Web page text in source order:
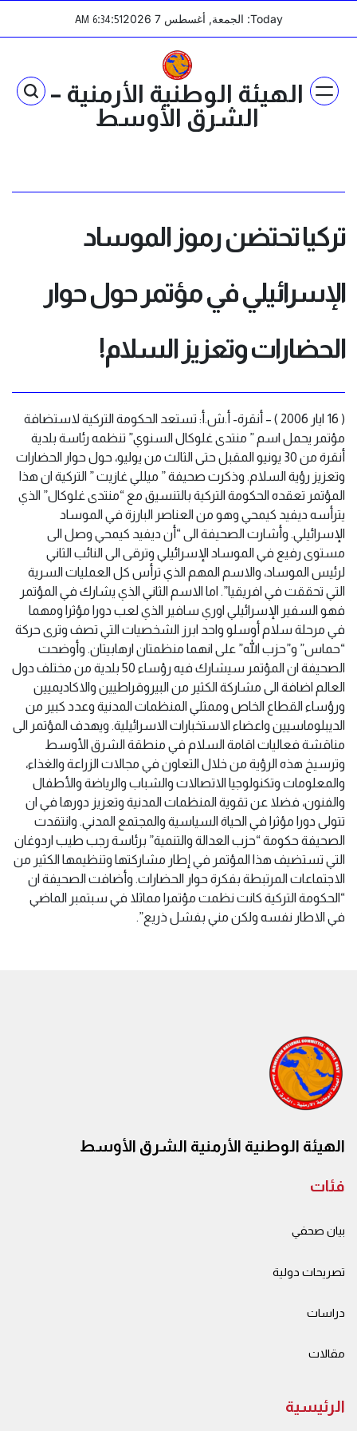
Today: الجمعة, أغسطس 7 2026 6:34:51
AM
الهيئة الوطنية الأرمنية –
الشرق الأوسط
تركيا تحتضن رموز الموساد
الإسرائيلي في مؤتمر حول حوار
الحضارات وتعزيز السلام!
( 16 ايار 2006 ) – أنقرة- أ.ش.أ: تستعد الحكومة التركية لاستضافة
مؤتمر يحمل اسم ” منتدى غلوكال السنوي” تنظمه رئاسة بلدية
أنقرة من 30 يونيو المقبل حتى الثالث من يوليو، حول حوار الحضارات
وتعزيز رؤية السلام. وذكرت صحيفة ” ميللي غازيت ” التركية ان هذا
المؤتمر تعقده الحكومة التركية بالتنسيق مع “منتدى غلوكال” الذي
يترأسه ديفيد كيمحي وهو من العناصر البارزة في الموساد
الإسرائيلي. وأشارت الصحيفة الى “أن ديفيد كيمحي وصل الى
مستوى رفيع في الموساد الإسرائيلي وترقى الى النائب الثاني
لرئيس الموساد، والاسم المهم الذي ترأس كل العمليات السرية
التي تحققت في افريقيا”. اما الاسم الثاني الذي يشارك في المؤتمر
فهو السفير الإسرائيلي اوري سافير الذي لعب دورا مؤثرا ومهما
في مرحلة سلام أوسلو واحد ابرز الشخصيات التي تصف وترى حركة
“حماس” و”حزب الله” على انهما منظمتان ارهابيتان. وأوضحت
الصحيفة ان المؤتمر سيشارك فيه رؤساء 50 بلدية من مختلف دول
العالم اضافة الى مشاركة الكثير من البيروقراطيين والاكاديميين
ورؤساء القطاع الخاص وممثلي المنظمات المدنية وعدد كبير من
الديبلوماسيين واعضاء الاستخبارات الاسرائيلية. ويهدف المؤتمر الى
مناقشة فعاليات اقامة السلام في منطقة الشرق الأوسط
وترسيخ هذه الرؤية من خلال التعاون في مجالات الزراعة والغذاء،
والمعلومات وتكنولوجيا الاتصالات والشباب والرياضة والأطفال
والفنون، فضلا عن تقوية المنظمات المدنية وتعزيز دورها في ان
تتولى دورا مؤثرا في الحياة السياسية والمجتمع المدني. وانتقدت
الصحيفة حكومة “حزب العدالة والتنمية” برئاسة رجب طيب اردوغان
التي تستضيف هذا المؤتمر في إطار مشاركتها وتنظيمها الكثير من
الاجتماعات المرتبطة بفكرة حوار الحضارات. وأضافت الصحيفة ان
“الحكومة التركية كانت نظمت مؤتمرا مماثلا في سبتمبر الماضي
في الاطار نفسه ولكن مني بفشل ذريع”.
الهيئة الوطنية الأرمنية الشرق الأوسط
فئات
بيان صحفي
تصريحات دولية
دراسات
مقالات
الرئيسية